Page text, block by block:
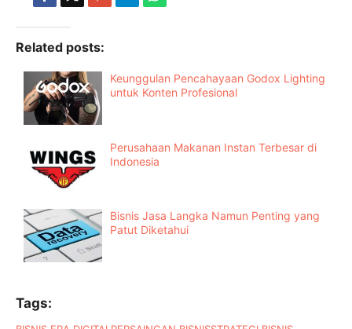
Related posts:
Keunggulan Pencahayaan Godox Lighting
untuk Konten Profesional
Perusahaan Makanan Instan Terbesar di
Indonesia
Bisnis Jasa Langka Namun Penting yang
Patut Diketahui
Tags: